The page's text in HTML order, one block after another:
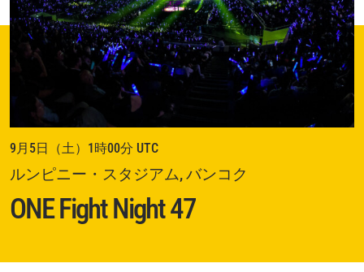
9月5日（土）1時00分 UTC
ルンピニー・スタジアム, バンコク
ONE Fight Night 47